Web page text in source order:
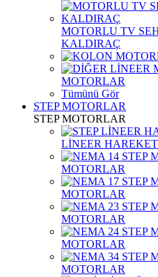
MOTORLU TV
KALDIRAÇ
MOTORLAR
Tümünü Gör
STEP MOTORLAR
STEP MOTORLAR
LİNEER
MOTORLAR
MOTORLAR
MOTORLAR
MOTORLAR
MOTORLAR